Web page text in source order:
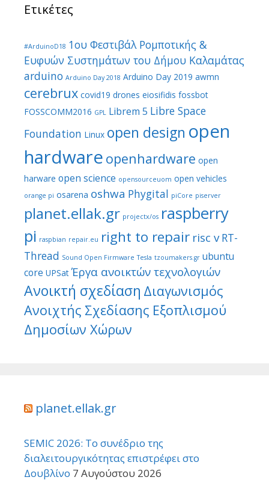
Ετικέτες
#ArduinoD18 1ου Φεστιβάλ Ρομποτικής &
Ευφυών Συστημάτων του Δήμου Καλαμάτας
arduino Arduino Day 2018 Arduino Day 2019 awmn
cerebrux covid19 drones eiosifidis fossbot
FOSSCOMM2016 GPL Librem 5 Libre Space
Foundation Linux open design open
hardware openhardware open
harware open science opensourceuom open vehicles
orange pi osarena oshwa Phygital piCore piserver
planet.ellak.gr projectx/os raspberry
pi raspbian repair.eu right to repair risc v RT-
Thread Sound Open Firmware Tesla tzoumakers.gr ubuntu
core UPSat Έργα ανοικτών τεχνολογιών
Ανοικτή σχεδίαση Διαγωνισμός
Ανοιχτής Σχεδίασης Εξοπλισμού
Δημοσίων Χώρων
planet.ellak.gr
SEMIC 2026: Το συνέδριο της
διαλειτουργικότητας επιστρέφει στο
Δουβλίνο 7 Αυγούστου 2026